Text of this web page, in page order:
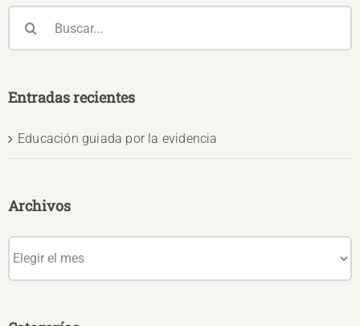
Entradas recientes
Educación guiada por la evidencia
Archivos